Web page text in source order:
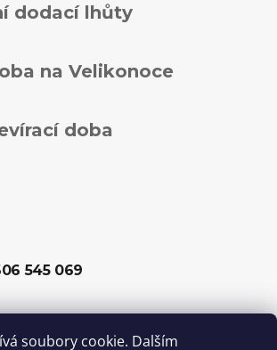
soubory cookie. Dalším
dodací lhůty
na Velikonoce
doba
545 069